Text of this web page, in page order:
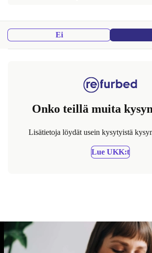
Ei
Onko teillä muita
Lisätietoja löydät usein kysytyistä
Lue UKK:t
REFURBED SUOMI -